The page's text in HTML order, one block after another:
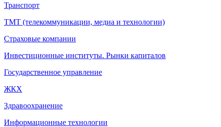
Транспорт
ТМТ (телекоммуникации, медиа и технологии)
Страховые компании
Инвестиционные институты. Рынки капиталов
Государственное управление
ЖКХ
Здравоохранение
Информационные технологии